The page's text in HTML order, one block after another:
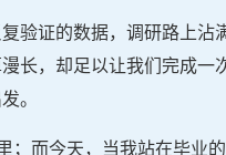
验证的数据，调研路上沾
长，却足以让我们完成一
。
；而今天，当我站在毕业